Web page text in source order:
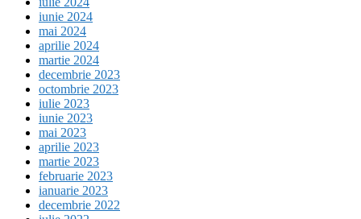
iunie 2024
mai 2024
aprilie 2024
martie 2024
decembrie 2023
octombrie 2023
iulie 2023
iunie 2023
mai 2023
aprilie 2023
martie 2023
februarie 2023
ianuarie 2023
decembrie 2022